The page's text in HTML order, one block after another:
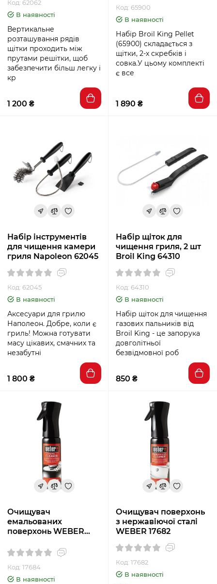
Код: 62062
В наявності
Вертикальне
розташування рядів
щітки проходить між
прутами решітки, щоб
забезпечити більш легку і
кр
1 200 ₴
Код: 65900
В наявності
Набір Broil King Pellet
(65900) складається з
щітки, 2-х скребків і
совка.У цьому комплекті
є все
1 890 ₴
Набір інструментів
для чищення камери
гриля Napoleon 62045
Код: 62045
В наявності
Аксесуари для грилю
Наполеон. Добре, коли є
гриль! Можна готувати
масу цікавих, смачних та
незабутні
1 800 ₴
Набір щіток для
чищення гриля, 2 шт
Broil King 64310
Код: 64310
В наявності
Набір щіток для чищення
газових пальників від
Broil King - це запорука
довголітньої
безвідмовної роб
850 ₴
Очищувач
емальованих
поверхонь WEBER
Код: 17684
В наявності
Очищувач поверхонь
з нержавіючої сталі
WEBER 17682
Код: 17682
В наявності